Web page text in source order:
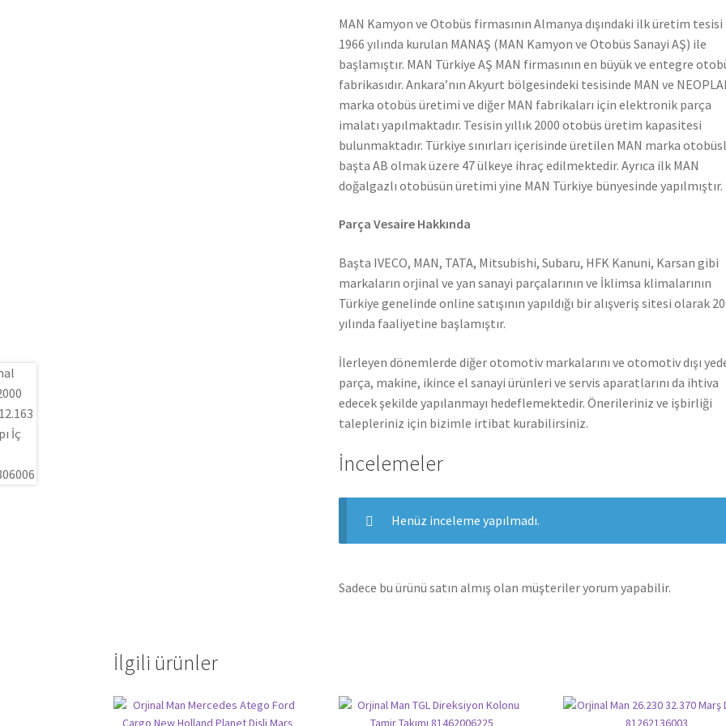
MAN Kamyon ve Otobüs firmasının Almanya dışındaki ilk üretim tesisi
1966 yılında kurulan MANAŞ (MAN Kamyon ve Otobüs Sanayi AŞ) ile
başlamıştır. MAN Türkiye AŞ MAN firmasının en büyük ve entegre
fabrikasıdır. Ankara’nın Akyurt bölgesindeki tesisinde MAN ve
marka otobüs üretimi ve diğer MAN fabrikaları için elektronik parça
imalatı yapılmaktadır. Tesisin yıllık 2000 otobüs üretim kapasitesi
bulunmaktadır. Türkiye sınırları içerisinde üretilen MAN marka
başta AB olmak üzere 47 ülkeye ihraç edilmektedir. Ayrıca ilk MAN
doğalgazlı otobüsün üretimi yine MAN Türkiye bünyesinde yapılmıştır.
Parça Vesaire Hakkında
Başta IVECO, MAN, TATA, Mitsubishi, Subaru, HFK Kanuni, Karsan gibi
markaların orjinal ve yan sanayi parçalarının ve İklimsa klimalarının
Türkiye genelinde online satışının yapıldığı bir alışveriş sitesi olarak
yılında faaliyetine başlamıştır.
İlerleyen dönemlerde diğer otomotiv markalarını ve otomotiv dışı
parça, makine, ikince el sanayi ürünleri ve servis aparatlarını da ihtiva
edecek şekilde yapılanmayı hedeflemektedir. Önerileriniz ve işbirliği
talepleriniz için bizimle irtibat kurabilirsiniz.
İncelemeler
Henüz inceleme yapılmadı.
Sadece bu ürünü satın almış olan müşteriler yorum yapabilir.
İlgili ürünler